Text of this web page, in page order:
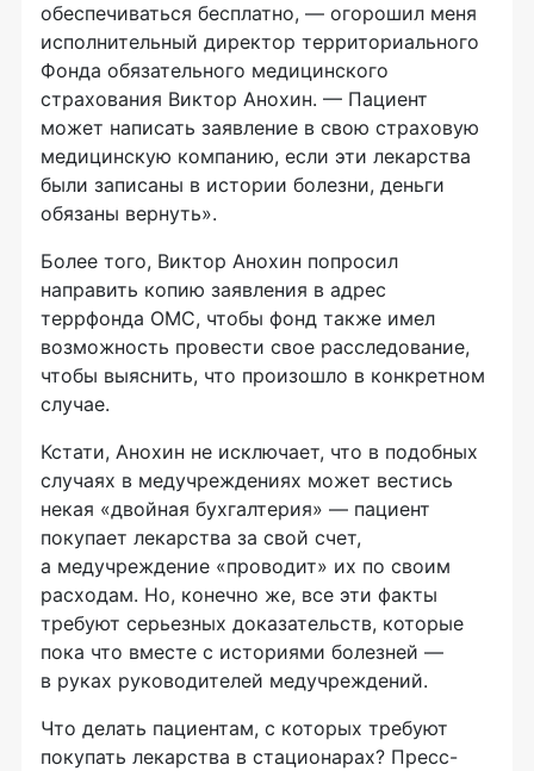
обеспечиваться бесплатно, — огорошил меня
исполнительный директор территориального
Фонда обязательного медицинского
страхования Виктор Анохин. — Пациент
может написать заявление в свою страховую
медицинскую компанию, если эти лекарства
были записаны в истории болезни, деньги
обязаны вернуть».
Более того, Виктор Анохин попросил
направить копию заявления в адрес
террфонда ОМС, чтобы фонд также имел
возможность провести свое расследование,
чтобы выяснить, что произошло в конкретном
случае.
Кстати, Анохин не исключает, что в подобных
случаях в медучреждениях может вестись
некая «двойная бухгалтерия» — пациент
покупает лекарства за свой счет,
а медучреждение «проводит» их по своим
расходам. Но, конечно же, все эти факты
требуют серьезных доказательств, которые
пока что вместе с историями болезней —
в руках руководителей медучреждений.
Что делать пациентам, с которых требуют
покупать лекарства в стационарах? Пресс-